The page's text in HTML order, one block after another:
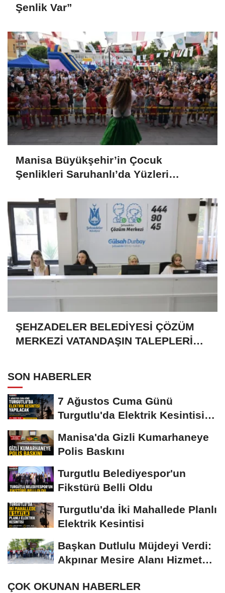
Şenlik Var”
Manisa Büyükşehir’in Çocuk
Şenlikleri Saruhanlı’da Yüzleri
ŞEHZADELER BELEDİYESİ ÇÖZÜM
MERKEZİ VATANDAŞIN TALEPLERİNE
SON HABERLER
7 Ağustos Cuma Günü
Turgutlu'da Elektrik Kesintisi
Manisa'da Gizli Kumarhaneye
Polis Baskını
Turgutlu Belediyespor'un
Fikstürü Belli Oldu
Turgutlu'da İki Mahallede Planlı
Elektrik Kesintisi
Başkan Dutlulu Müjdeyi Verdi:
Akpınar Mesire Alanı Hizmete
ÇOK OKUNAN HABERLER